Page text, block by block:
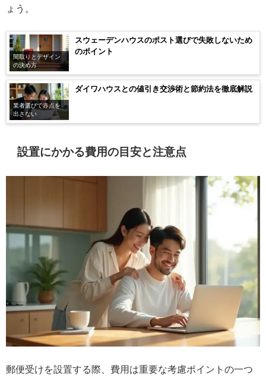
ょう。
間取りとデザイン
の決め方
スウェーデンハウスのポスト選びで失敗しないため
のポイント
業者選びで赤点を
出さない
ダイワハウスとの値引き交渉術と節約法を徹底解説
設置にかかる費用の目安と注意点
郵便受けを設置する際、費用は重要な考慮ポイントの一つ